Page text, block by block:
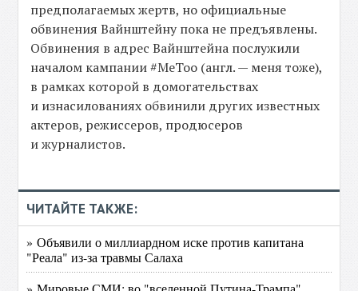
предполагаемых жертв, но официальные
обвинения Вайнштейну пока не предъявлены.
Обвинения в адрес Вайнштейна послужили
началом кампании #MeToo (англ. — меня тоже),
в рамках которой в домогательствах
и изнасилованиях обвинили других известных
актеров, режиссеров, продюсеров
и журналистов.
ЧИТАЙТЕ ТАКЖЕ:
» Объявили о миллиардном иске против капитана
"Реала" из-за травмы Салаха